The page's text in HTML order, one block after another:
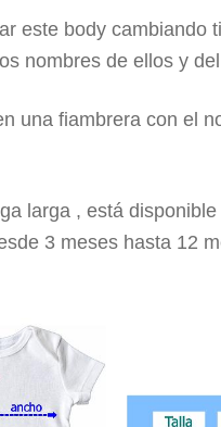
este body cambiando
nombres de ellos y
una fiambrera con el
larga , está
3 meses hasta 12